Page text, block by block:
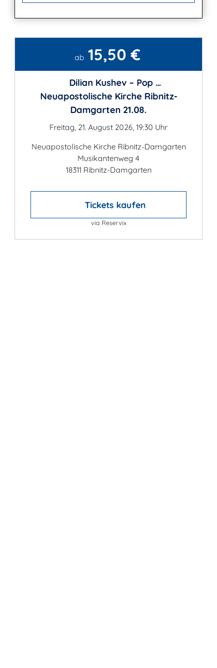
ab 15,50 €
Dilian Kushev – Pop …
Neuapostolische Kirche Ribnitz-
Damgarten 21.08.
Freitag, 21. August 2026, 19:30 Uhr
Neuapostolische Kirche Ribnitz-Damgarten
Musikantenweg 4
18311 Ribnitz-Damgarten
Tickets kaufen
via Reservix